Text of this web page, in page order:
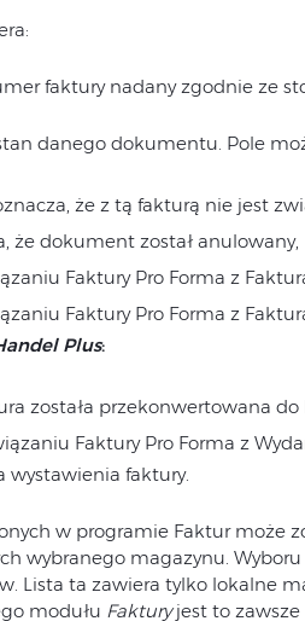
faktury nadany zgodnie ze
danego dokumentu. Pole
że z tą fakturą nie jest
że dokument został anulowany,
Faktury Pro Forma z
Faktury Pro Forma z
Plus:
została przekonwertowana do
Faktury Pro Forma z
wystawienia faktury.
w programie Faktur może
wybranego magazynu.
Lista ta zawiera tylko lokalne
modułu Fakturyjest to zawsze